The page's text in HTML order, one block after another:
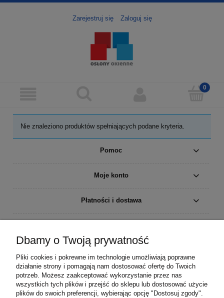
Zarejestruj się Zaloguj się
Nie znaleziono produktów spełniających podane kryteria.
Pomoc
Moje konto
Płatności i dostawa
pokaż pełną wersję strony
Sklep internetowy Shoper.pl
Dbamy o Twoją prywatność
Pliki cookies i pokrewne im technologie umożliwiają poprawne
działanie strony i pomagają nam dostosować ofertę do Twoich
potrzeb. Możesz zaakceptować wykorzystanie przez nas
wszystkich tych plików i przejść do sklepu lub dostosować użycie
plików do swoich preferencji, wybierając opcję "Dostosuj zgody".